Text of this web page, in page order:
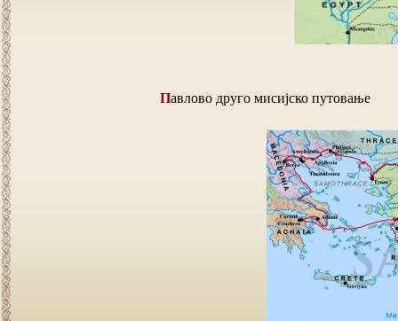
Павлово друго мисијско путовање